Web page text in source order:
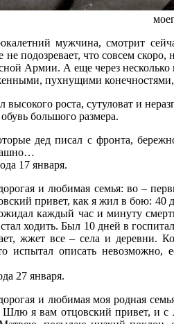
мужчина, смотрит
подозревает, что совсем скоро,
Армии. А еще через
пухнущими конечностями,
высокого роста, сутуловат и
большого размера.
дед писал с фронта,
17 января.
и любимая семья: во –
привет, как я жил в бою: 40
каждый час и минуту
ходить. Был 10 дней в
жжет все – села и деревни.
испытал описать
27 января.
и любимая моя родная
я вам отцовский привет, и с